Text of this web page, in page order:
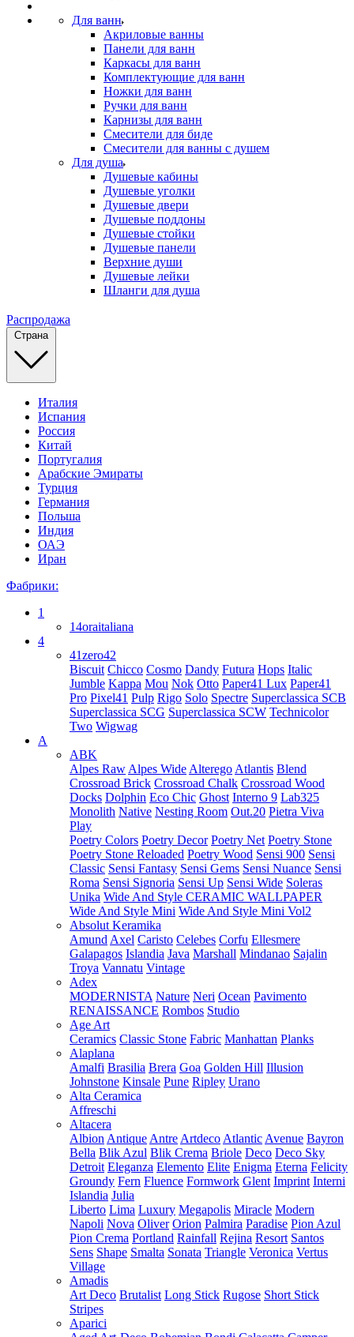
Для ванн
Акриловые ванны
Панели для ванн
Каркасы для ванн
Комплектующие для ванн
Ножки для ванн
Ручки для ванн
Карнизы для ванн
Смесители для биде
Смесители для ванны с душем
Для душа
Душевые кабины
Душевые уголки
Душевые двери
Душевые поддоны
Душевые стойки
Душевые панели
Верхние души
Душевые лейки
Шланги для душа
Распродажа
Страна
Италия
Испания
Россия
Китай
Португалия
Арабские Эмираты
Турция
Германия
Польша
Индия
ОАЭ
Иран
Фабрики:
1
14oraitaliana
4
41zero42
Biscuit Chicco Cosmo Dandy Futura Hops Italic
Jumble Kappa Mou Nok Otto Paper41 Lux Paper41
Pro Pixel41 Pulp Rigo Solo Spectre Superclassica SCB
Superclassica SCG Superclassica SCW Technicolor
Two Wigwag
A
ABK
Alpes Raw Alpes Wide Alterego Atlantis Blend
Crossroad Brick Crossroad Chalk Crossroad Wood
Docks Dolphin Eco Chic Ghost Interno 9 Lab325
Monolith Native Nesting Room Out.20 Pietra Viva
Play
Poetry Colors Poetry Decor Poetry Net Poetry Stone
Poetry Stone Reloaded Poetry Wood Sensi 900 Sensi
Classic Sensi Fantasy Sensi Gems Sensi Nuance Sensi
Roma Sensi Signoria Sensi Up Sensi Wide Soleras
Unika Wide And Style CERAMIC WALLPAPER
Wide And Style Mini Wide And Style Mini Vol2
Absolut Keramika
Amund Axel Caristo Celebes Corfu Ellesmere
Galapagos Islandia Java Marshall Mindanao Sajalin
Troya Vannatu Vintage
Adex
MODERNISTA Nature Neri Ocean Pavimento
RENAISSANCE Rombos Studio
Age Art
Ceramics Classic Stone Fabric Manhattan Planks
Alaplana
Amalfi Brasilia Brera Goa Golden Hill Illusion
Johnstone Kinsale Pune Ripley Urano
Alta Ceramica
Affreschi
Altacera
Albion Antique Antre Artdeco Atlantic Avenue Bayron
Bella Blik Azul Blik Crema Briole Deco Deco Sky
Detroit Eleganza Elemento Elite Enigma Eterna Felicity
Groundy Fern Fluence Formwork Glent Imprint Interni
Islandia Julia
Liberto Lima Luxury Megapolis Miracle Modern
Napoli Nova Oliver Orion Palmira Paradise Pion Azul
Pion Crema Portland Rainfall Rejina Resort Santos
Sens Shape Smalta Sonata Triangle Veronica Vertus
Village
Amadis
Art Deco Brutalist Long Stick Rugose Short Stick
Stripes
Aparici